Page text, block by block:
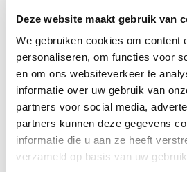
Deze website maakt gebruik van
We gebruiken cookies om content
personaliseren, om functies voor
en om ons websiteverkeer te
informatie over uw gebruik van
partners voor social media,
partners kunnen deze gegevens
informatie die u aan ze heeft
verzameld op basis van uw
5 treden
233,- 228,-(ex. btw)
Op voorraad
In mijn winkelwagen
310,-
Grootste assortiment